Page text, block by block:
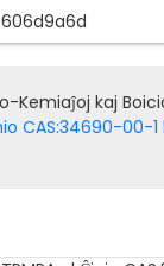
Kemiaĵoj kaj
CAS:34690-00-